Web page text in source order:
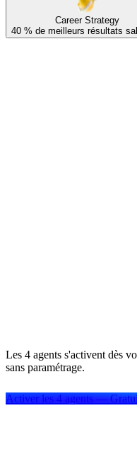
Career Strategy
40 % de meilleurs résultats
Les 4 agents s'activent dès
sans paramétrage.
Activer les 4 agents —